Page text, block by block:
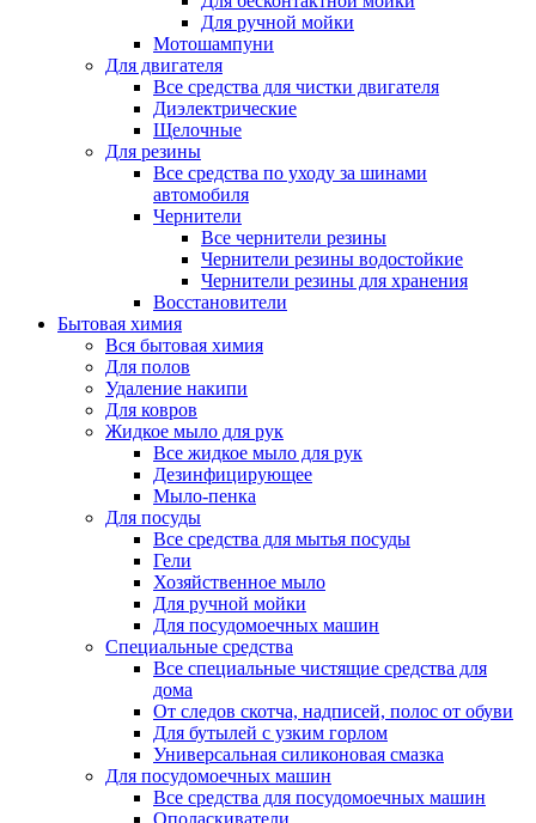
Для ручной мойки
Мотошампуни
Для двигателя
Все средства для чистки двигателя
Диэлектрические
Щелочные
Для резины
Все средства по уходу за шинами
автомобиля
Чернители
Все чернители резины
Чернители резины водостойкие
Чернители резины для хранения
Восстановители
Бытовая химия
Вся бытовая химия
Для полов
Удаление накипи
Для ковров
Жидкое мыло для рук
Все жидкое мыло для рук
Дезинфицирующее
Мыло-пенка
Для посуды
Все средства для мытья посуды
Гели
Хозяйственное мыло
Для ручной мойки
Для посудомоечных машин
Специальные средства
Все специальные чистящие средства для
дома
От следов скотча, надписей, полос от обуви
Для бутылей с узким горлом
Универсальная силиконовая смазка
Для посудомоечных машин
Все средства для посудомоечных машин
Ополаскиватели